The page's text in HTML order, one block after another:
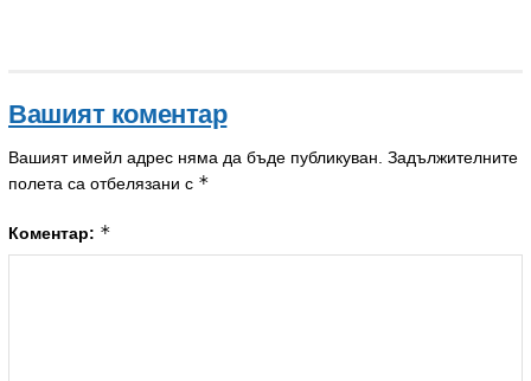
Вашият коментар
Вашият имейл адрес няма да бъде публикуван. Задължителните
полета са отбелязани с *
Коментар: *